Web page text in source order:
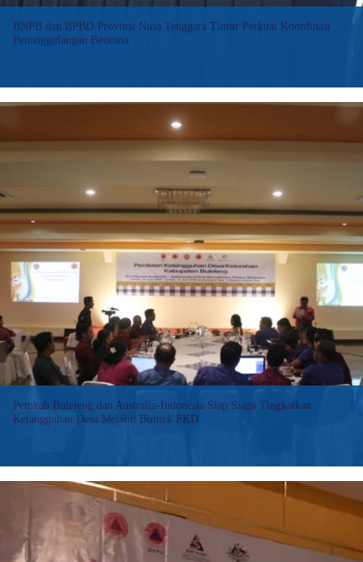
BNPB dan BPBD Provinsi Nusa Tenggara Timur Perkuat Koordinasi
Penanggulangan Bencana
Badan Nasional Penanggulangan Bencana (BNPB) dan Badan
Penanggulangan Bencana Daerah (BPBD) Provinsi Nusa Tenggara
Timur (NTT) menyelenggarakan Rapat Koordinasi Penanggulangan
dan
BPBD
Nusa
Tenggara
Timur
Perkuat
Koordinasi
Penanggulangan
Bencana
Pemkab Buleleng dan Australia-Indonesia Siap Siaga Tingkatkan
Ketangguhan Desa Melalui Bimtek PKD
GATRABALI.COM, BULELENG – Dalam upaya kesiap siagaan dan
ketangguhan bencana di desa/kelurahan, Pemerintah Kabupaten
Buleleng melalui Badan Penanggulangan Bencana Daerah (BPBD)
Kabupaten Buleleng yang bekerja sama kemitraan Australia –
Indonesia menyelenggarakan Bimtek…